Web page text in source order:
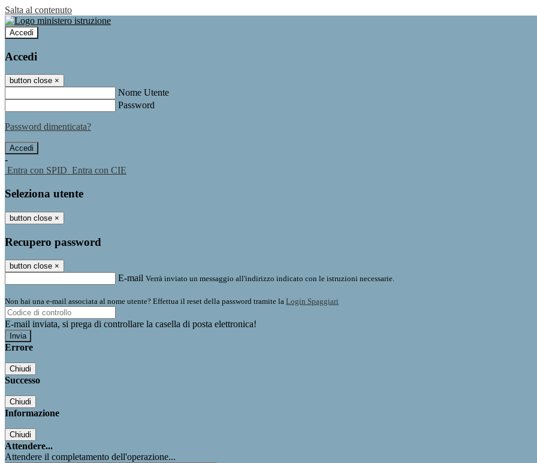
Salta al contenuto
Accedi
Accedi
button close ×
Nome Utente
Password
Password dimenticata?
-
Entra con SPID Entra con CIE
Seleziona utente
button close ×
Recupero password
button close ×
E-mail Verrà inviato un messaggio all'indirizzo indicato con le istruzioni necessarie.
Non hai una e-mail associata al nome utente? Effettua il reset della password tramite la Login Spaggiari
E-mail inviata, si prega di controllare la casella di posta elettronica!
Errore
Chiudi
Successo
Chiudi
Informazione
Chiudi
Attendere...
Attendere il completamento dell'operazione...